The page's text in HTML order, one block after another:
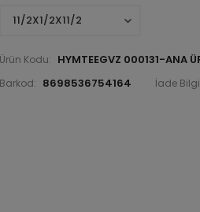
Ürün Kodu: HYMTEEGVZ 000131-ANA
Barkod: 8698536754164 İade